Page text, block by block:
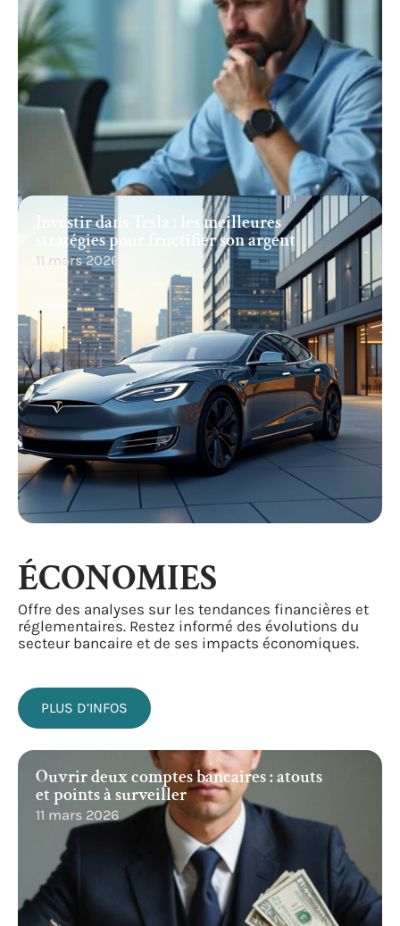
Investir dans Tesla : les meilleures
stratégies pour fructifier son argent
11 mars 2026
Ouvrir deux comptes bancaires : atouts
et points à surveiller
11 mars 2026
ÉCONOMIES
Offre des analyses sur les tendances financières et
réglementaires. Restez informé des évolutions du
secteur bancaire et de ses impacts économiques.
PLUS D’INFOS